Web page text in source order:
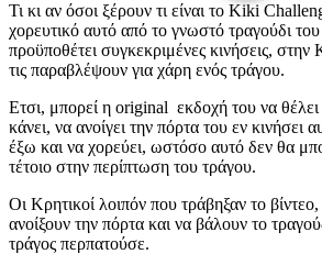
Τι κι αν όσοι ξέρουν τι είναι το Kiki
χορευτικό αυτό από το γνωστό τραγούδι
προϋποθέτει συγκεκριμένες κινήσεις,
τις παραβλέψουν για χάρη ενός τράγου.
Ετσι, μπορεί η original εκδοχή του να
κάνει, να ανοίγει την πόρτα του εν κινήσει
έξω και να χορεύει, ωστόσο αυτό δεν θα
τέτοιο στην περίπτωση του τράγου.
Οι Κρητικοί λοιπόν που τράβηξαν το
ανοίξουν την πόρτα και να βάλουν το
τράγος περπατούσε.